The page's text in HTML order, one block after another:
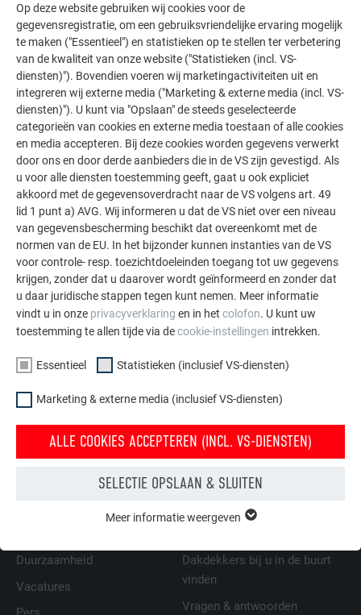
Let op:geen
uitzettingsmogelijkheid
van de kielgoot!
≥ 10°
Aansluiting van het
dakpaneel met het
paneel door een
eenvoudige vouw met
extra naad
Opmerking:goede
uitzetting van de
kielgoot en de panelen
Gootaansluiting:
Schuifnaad met
extra naad of
metPREFA-
veiligheidskielgoot!
≥ 25°
Aansluiting van het
dakpaneel met de
kielgoot door een
eenvoudige vouw
Opmerking:
uitzetting van de
Gootaansluiting
met enkele
dwarsnaad
TERUG VOLGENDE
Duurzaamheid
Vacatures
WIJ HELPEN U
Dakdekkers bij u in de buurt
vinden
Vragen & antwoorden
Op deze website gebruiken wij cookies voor de
gegevensregistratie, om een gebruiksvriendelijke ervaring mogelijk
te maken ("Essentieel") en statistieken op te stellen ter verbetering
van de kwaliteit van onze website ("Statistieken (incl. VS-
diensten)"). Bovendien voeren wij marketingactiviteiten uit en
integreren wij externe media ("Marketing & externe media (incl. VS-
diensten)"). U kunt via "Opslaan" de steeds geselecteerde
categorieën van cookies en externe media toestaan of alle cookies
en media accepteren. Bij deze cookies worden gegevens verwerkt
door ons en door derde aanbieders die in de VS zijn gevestigd. Als
u voor alle diensten toestemming geeft, gaat u ook expliciet
akkoord met de gegevensoverdracht naar de VS volgens art. 49
lid 1 punt a) AVG. Wij informeren u dat de VS niet over een niveau
van gegevensbescherming beschikt dat overeenkomt met de
normen van de EU. In het bijzonder kunnen instanties van de VS
voor controle- resp. toezichtdoeleinden toegang tot uw gegevens
krijgen, zonder dat u daarover wordt geïnformeerd en zonder dat
u daar juridische stappen tegen kunt nemen. Meer informatie
vindt u in onze privacyverklaring en in het colofon. U kunt uw
toestemming te allen tijde via decookie-instellingen intrekken.
Essentieel Statistieken (inclusief VS-diensten)
Marketing & externe media (inclusief VS-diensten)
ALLE COOKIES ACCEPTEREN (INCL. VS-DIENSTEN)
SELECTIE OPSLAAN & SLUITEN
van de website. Hierdoor wordt gewaarborgd dat de website
NAAM Cookie-informatie weergeven
Meer informatie weergeven